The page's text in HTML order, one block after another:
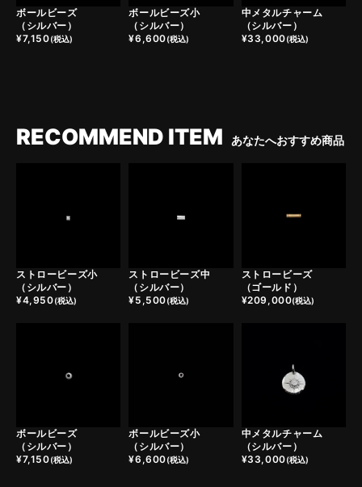
ボールビーズ
（シルバー）
¥7,150(税込)
ボールビーズ小
（シルバー）
¥6,600(税込)
中メタルチャーム
（シルバー）
¥33,000(税込)
RECOMMEND ITEM あなたへおすすめ商品
ストロービーズ小
（シルバー）
¥4,950(税込)
ストロービーズ中
（シルバー）
¥5,500(税込)
ストロービーズ
（ゴールド）
¥209,000(税込)
ボールビーズ
（シルバー）
¥7,150(税込)
ボールビーズ小
（シルバー）
¥6,600(税込)
中メタルチャーム
（シルバー）
¥33,000(税込)